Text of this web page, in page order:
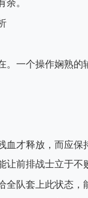
。
。一个操作娴熟的
血才释放，而应保
前排战士立于不
全队套上此状态，